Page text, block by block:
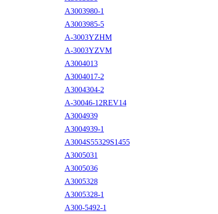
A3003980-1
A3003985-5
A-3003YZHM
A-3003YZVM
A3004013
A3004017-2
A3004304-2
A-30046-12REV14
A3004939
A3004939-1
A3004S55329S1455
A3005031
A3005036
A3005328
A3005328-1
A300-5492-1